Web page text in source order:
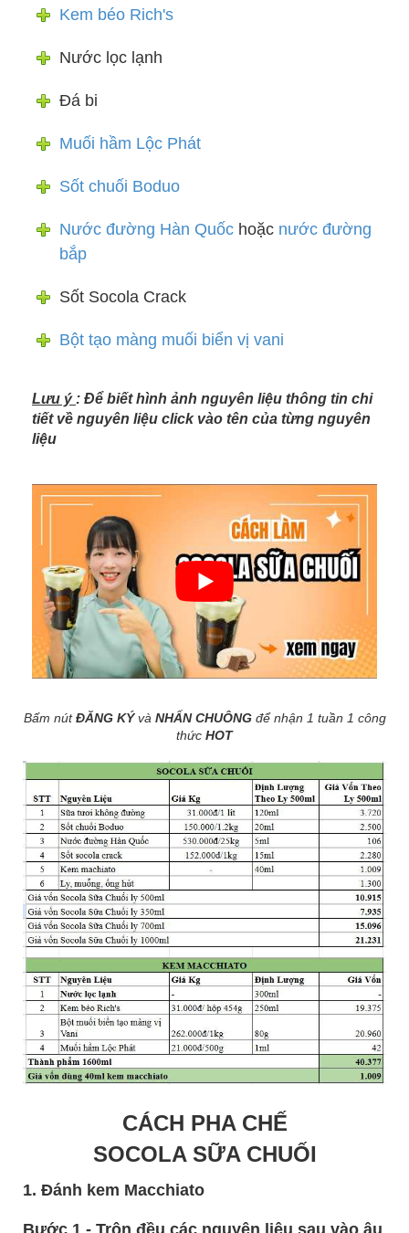
Kem béo Rich's
Nước lọc lạnh
Đá bi
Muối hầm Lộc Phát
Sốt chuối Boduo
Nước đường Hàn Quốc hoặc nước đường
bắp
Sốt Socola Crack
Bột tạo màng muối biển vị vani
Lưu ý : Để biết hình ảnh nguyên liệu thông tin chi
tiết về nguyên liệu click vào tên của từng nguyên
liệu
Bấm nútĐĂNG KÝvà NHẤN CHUÔNG để nhận 1 tuần 1 công
thức HOT
CÁCH PHA CHẾ
SOCOLA SỮA CHUỐI
1. Đánh kem Macchiato
Bước 1 - Trộn đều các nguyên liệu sau vào âu